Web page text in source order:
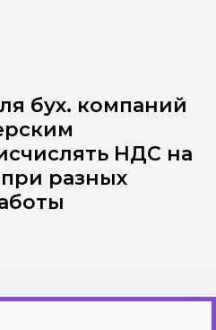
бух. компаний
НДС на
разных